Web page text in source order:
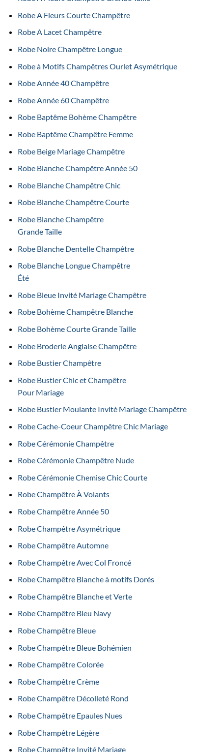
Robe A Fleurs Courte Champêtre
Robe A Lacet Champêtre
Robe Noire Champêtre Longue
Robe à Motifs Champêtres Ourlet Asymétrique
Robe Année 40 Champêtre
Robe Année 60 Champêtre
Robe Baptême Bohème Champêtre
Robe Baptême Champêtre Femme
Robe Beige Mariage Champêtre
Robe Blanche Champêtre Année 50
Robe Blanche Champêtre Chic
Robe Blanche Champêtre Courte
Robe Blanche Champêtre
Grande Taille
Robe Blanche Dentelle Champêtre
Robe Blanche Longue Champêtre
Été
Robe Bleue Invité Mariage Champêtre
Robe Bohème Champêtre Blanche
Robe Bohème Courte Grande Taille
Robe Broderie Anglaise Champêtre
Robe Bustier Champêtre
Robe Bustier Chic et Champêtre
Pour Mariage
Robe Bustier Moulante Invité Mariage Champêtre
Robe Cache-Coeur Champêtre Chic Mariage
Robe Cérémonie Champêtre
Robe Cérémonie Champêtre Nude
Robe Cérémonie Chemise Chic Courte
Robe Champêtre À Volants
Robe Champêtre Année 50
Robe Champêtre Asymétrique
Robe Champêtre Automne
Robe Champêtre Avec Col Froncé
Robe Champêtre Blanche à motifs Dorés
Robe Champêtre Blanche et Verte
Robe Champêtre Bleu Navy
Robe Champêtre Bleue
Robe Champêtre Bleue Bohémien
Robe Champêtre Colorée
Robe Champêtre Crème
Robe Champêtre Décolleté Rond
Robe Champêtre Epaules Nues
Robe Champêtre Légère
Robe Champêtre Invité Mariage